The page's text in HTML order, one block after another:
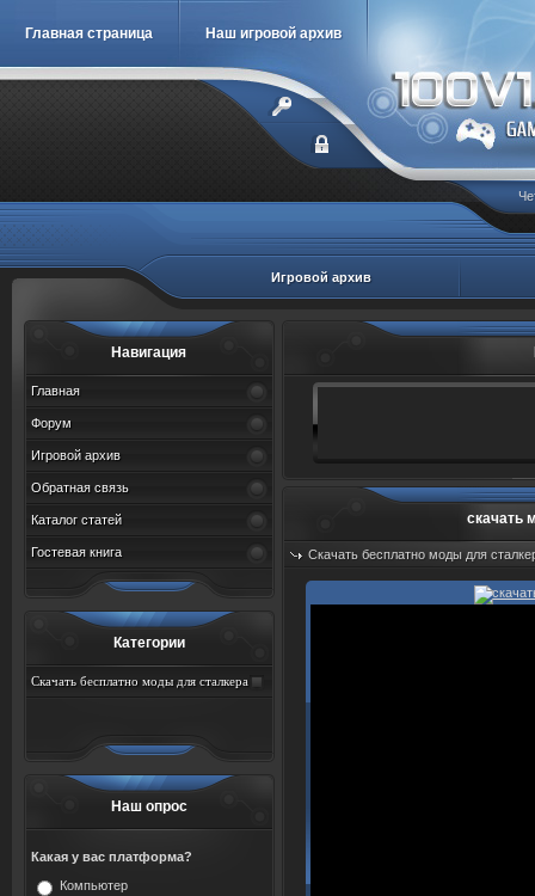
Главная страница Наш игровой архив
Игровой архив
Навигация
Главная
Форум
Игровой архив
Обратная связь
Каталог статей
Гостевая книга
Категории
Скачать бесплатно моды для сталкера
Наш опрос
Какая у вас платформа?
Компьютер
скачать
Скачать бесплатно моды для
Добавил:sah767 Дата: 06.08.2026